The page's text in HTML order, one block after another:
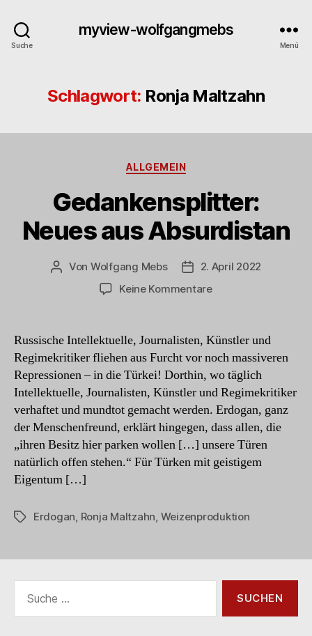
Suche
myview-wolfgangmebs
Menü
Schlagwort: Ronja Maltzahn
Kategorien
ALLGEMEIN
Gedankensplitter:
Neues aus Absurdistan
Beitragsautor
Von Wolfgang Mebs Beitragsdatum
2. April 2022
Keine Kommentarezu
aus
Russische Intellektuelle, Journalisten, Künstler und
Regimekritiker fliehen aus Furcht vor noch massiveren
Repressionen – in die Türkei! Dorthin, wo täglich
Intellektuelle, Journalisten, Künstler und Regimekritiker
verhaftet und mundtot gemacht werden. Erdogan, ganz
der Menschenfreund, erklärt hingegen, dass allen, die
„ihren Besitz hier parken wollen […] unsere Türen
natürlich offen stehen.“ Für Türken mit geistigem
Eigentum […]
Schlagwörter
Erdogan Ronja Maltzahn Weizenproduktion
nach: